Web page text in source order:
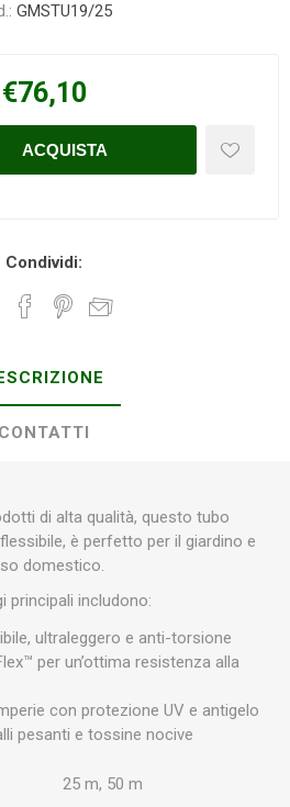
GMSTU19/25
€76,10
Condividi:
CONTATTI
di alta qualità, questo tubo
è perfetto per il giardino e
domestico.
principali includono:
ultraleggero e anti-torsione
per un’ottima resistenza alla
con protezione UV e antigelo
pesanti e tossine nocive
25 m, 50 m